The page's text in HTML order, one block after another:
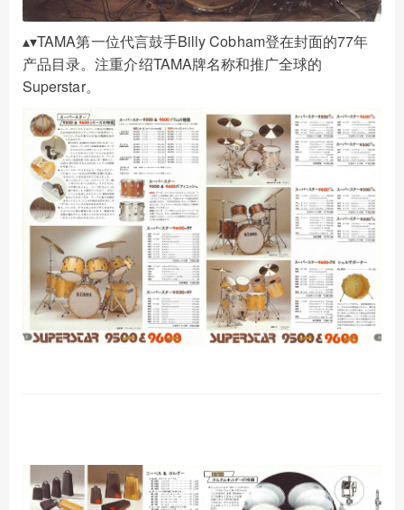
▴▾TAMA第一位代言鼓手Billy Cobham登在封面的77年
产品目录。注重介绍TAMA牌名称和推广全球的
Superstar。